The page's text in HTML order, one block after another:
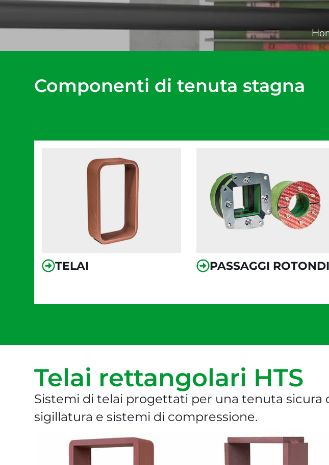
Componenti di tenuta stagna
TELAI PASSAGGI ROTONDI
Telai rettangolari HTS
Sistemi di telai progettati per una tenuta
sigillatura e sistemi di compressione.